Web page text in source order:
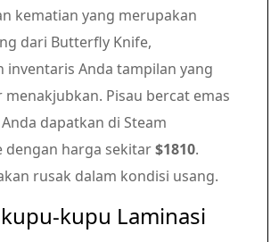
kematian yang merupakan
dari Butterfly Knife,
inventaris Anda tampilan yang
menakjubkan. Pisau bercat emas
dapatkan di Steam
dengan harga sekitar$1810.
rusak dalam kondisi usang.
kupu Laminasi